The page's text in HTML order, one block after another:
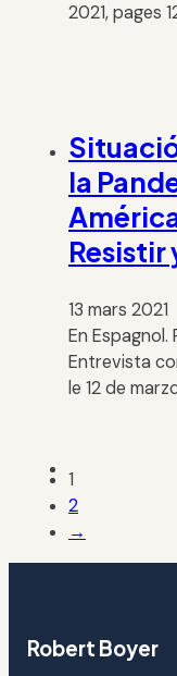
2021, pages
la
Resistir
13 mars 2021
En Espagnol.
Entrevista
le 12 de
1
2
→
Robert Boyer